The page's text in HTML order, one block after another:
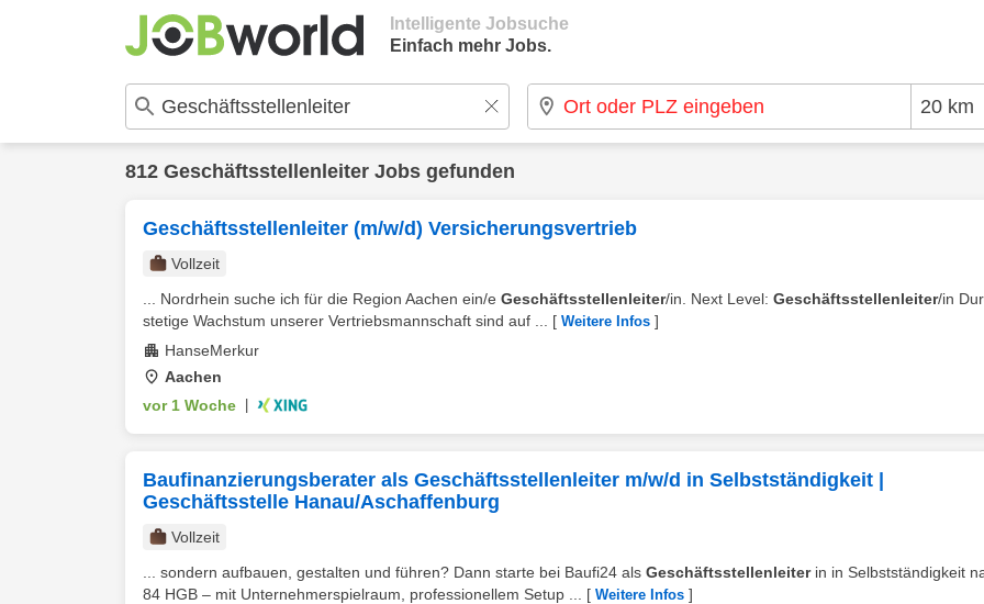
Intelligente Jobsuche
Einfach mehr Jobs.
812 Geschäftsstellenleiter Jobs gefunden
Geschäftsstellenleiter (m/w/d) Versicherungsvertrieb
Vollzeit
... Nordrhein suche ich für die Region Aachen ein/e Geschäftsstellenleiter/in. Next Level: Geschäftsstellenleiter/in
stetige Wachstum unserer Vertriebsmannschaft sind auf ...
[ Weitere Infos ]
HanseMerkur
Aachen
vor 1 Woche
Baufinanzierungsberater als Geschäftsstellenleiter m/w/d in Selbstständigkeit |
Geschäftsstelle Hanau/Aschaffenburg
Vollzeit
... sondern aufbauen, gestalten und führen? Dann starte bei Baufi24 als Geschäftsstellenleiterin in Selbstständigkeit
84 HGB – mit Unternehmerspielraum, professionellem Setup ...
[ Weitere Infos ]